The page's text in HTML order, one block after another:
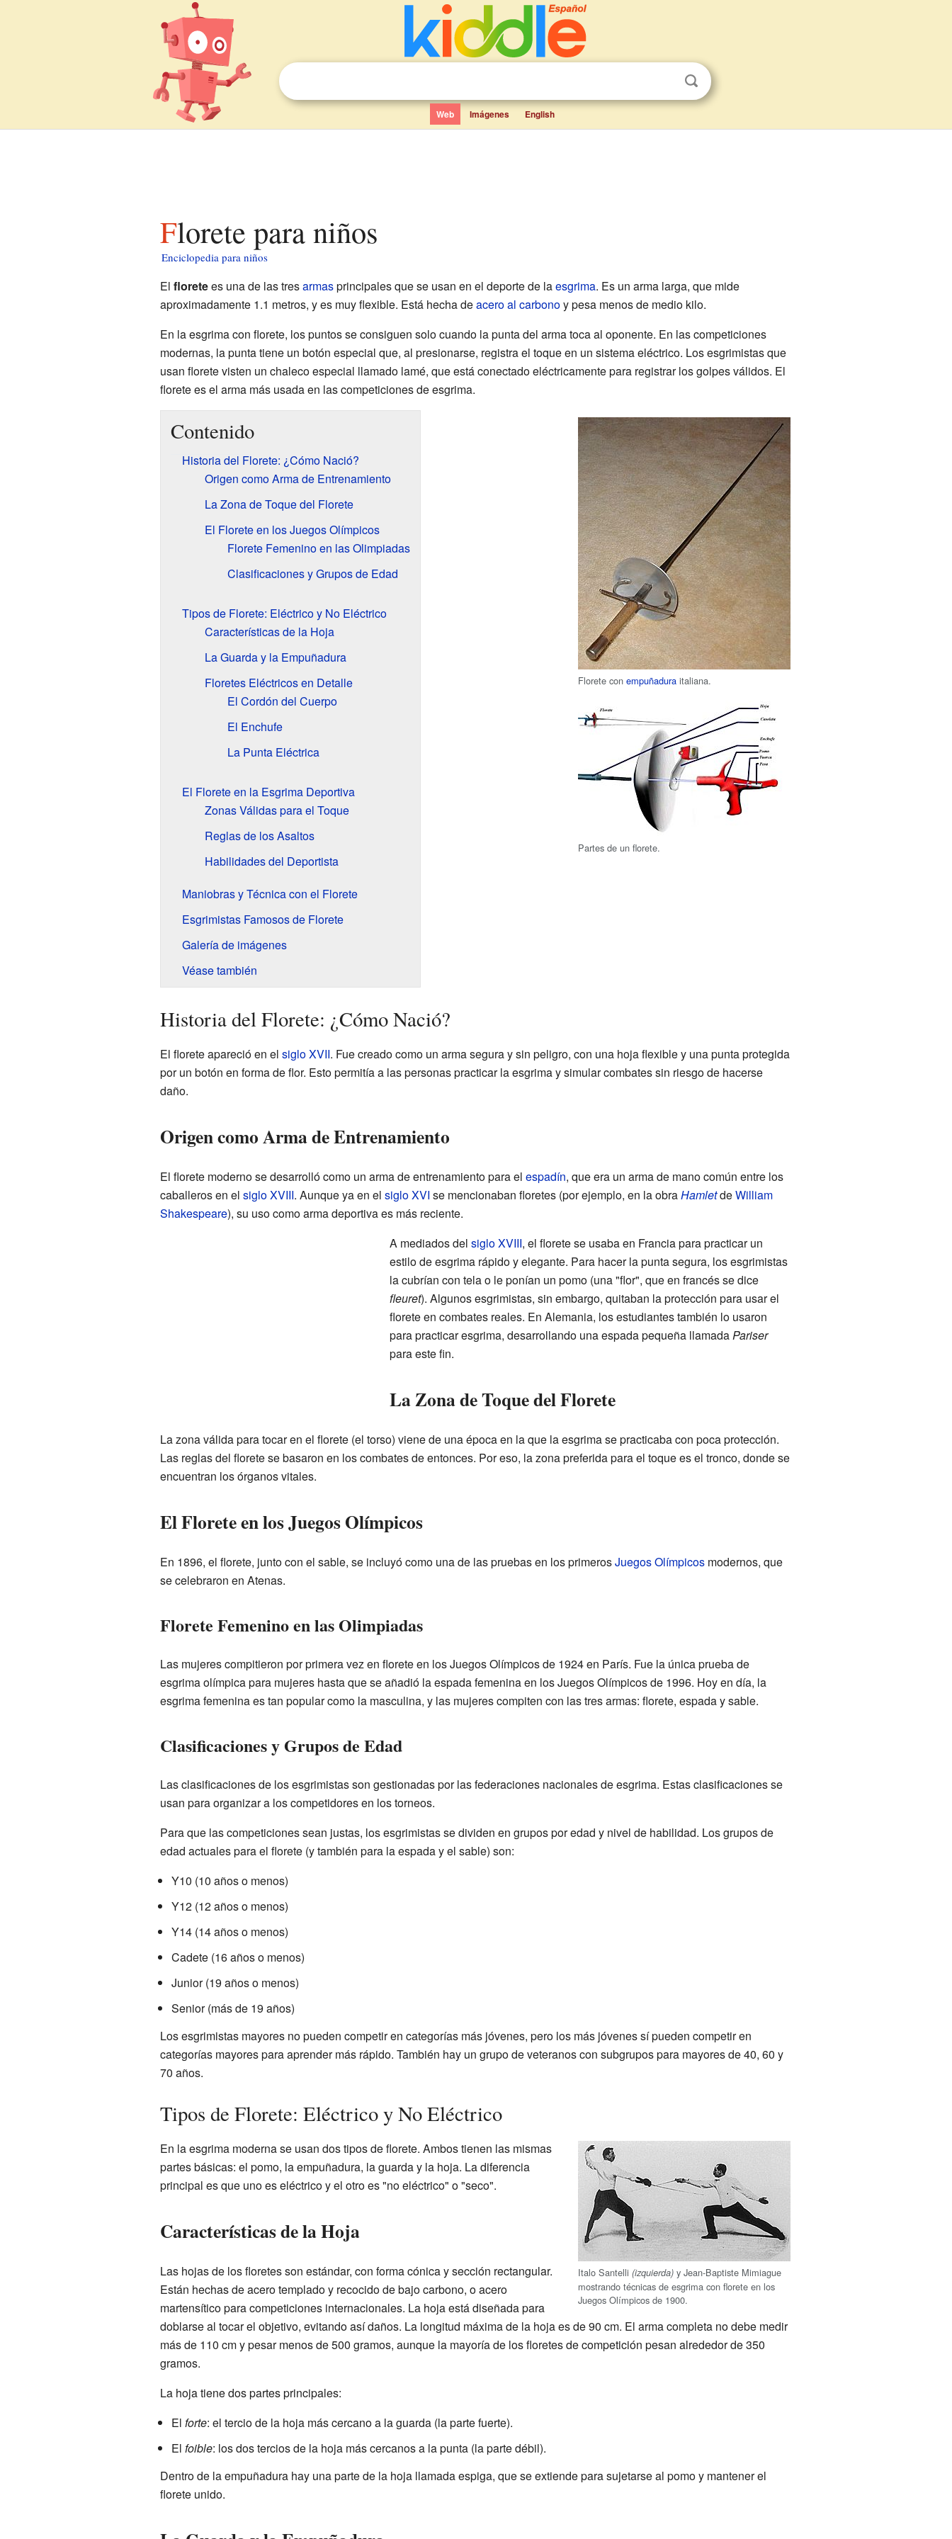
Web Imágenes English
Florete para niños
Enciclopedia para niños
El floretees una de las tresarmasprincipales que se usan en el deporte de laesgrima. Es un arma larga, que mide
aproximadamente 1.1 metros, y es muy flexible. Está hecha deacero al carbonoy pesa menos de medio kilo.
En la esgrima con florete, los puntos se consiguen solo cuando la punta del arma toca al oponente. En las competiciones
modernas, la punta tiene un botón especial que, al presionarse, registra el toque en un sistema eléctrico. Los esgrimistas que
usan florete visten un chaleco especial llamado lamé, que está conectado eléctricamente para registrar los golpes válidos. El
florete es el arma más usada en las competiciones de esgrima.
Florete conempuñadura italiana.
Partes de un florete.
Contenido
Historia del Florete: ¿Cómo Nació?
Origen como Arma de Entrenamiento
La Zona de Toque del Florete
El Florete en los Juegos Olímpicos
Florete Femenino en las Olimpiadas
Clasificaciones y Grupos de Edad
Tipos de Florete: Eléctrico y No Eléctrico
Características de la Hoja
La Guarda y la Empuñadura
Floretes Eléctricos en Detalle
El Cordón del Cuerpo
El Enchufe
La Punta Eléctrica
El Florete en la Esgrima Deportiva
Zonas Válidas para el Toque
Reglas de los Asaltos
Habilidades del Deportista
Maniobras y Técnica con el Florete
Esgrimistas Famosos de Florete
Galería de imágenes
Véase también
Historia del Florete: ¿Cómo Nació?
El florete apareció en el siglo XVII. Fue creado como un arma segura y sin peligro, con una hoja flexible y una punta protegida
por un botón en forma de flor. Esto permitía a las personas practicar la esgrima y simular combates sin riesgo de hacerse
daño.
Origen como Arma de Entrenamiento
El florete moderno se desarrolló como un arma de entrenamiento para el espadín, que era un arma de mano común entre los
caballeros en el siglo XVIII. Aunque ya en el siglo XVI se mencionaban floretes (por ejemplo, en la obraHamletdeWilliam
Shakespeare), su uso como arma deportiva es más reciente.
A mediados del siglo XVIII, el florete se usaba en Francia para practicar un
estilo de esgrima rápido y elegante. Para hacer la punta segura, los esgrimistas
la cubrían con tela o le ponían un pomo (una "flor", que en francés se dice
fleuret). Algunos esgrimistas, sin embargo, quitaban la protección para usar el
florete en combates reales. En Alemania, los estudiantes también lo usaron
para practicar esgrima, desarrollando una espada pequeña llamadaPariser
para este fin.
La Zona de Toque del Florete
La zona válida para tocar en el florete (el torso) viene de una época en la que la esgrima se practicaba con poca protección.
Las reglas del florete se basaron en los combates de entonces. Por eso, la zona preferida para el toque es el tronco, donde se
encuentran los órganos vitales.
El Florete en los Juegos Olímpicos
En 1896, el florete, junto con el sable, se incluyó como una de las pruebas en los primerosJuegos Olímpicosmodernos, que
se celebraron en Atenas.
Florete Femenino en las Olimpiadas
Las mujeres compitieron por primera vez en florete en los Juegos Olímpicos de 1924 en París. Fue la única prueba de
esgrima olímpica para mujeres hasta que se añadió la espada femenina en los Juegos Olímpicos de 1996. Hoy en día, la
esgrima femenina es tan popular como la masculina, y las mujeres compiten con las tres armas: florete, espada y sable.
Clasificaciones y Grupos de Edad
Las clasificaciones de los esgrimistas son gestionadas por las federaciones nacionales de esgrima. Estas clasificaciones se
usan para organizar a los competidores en los torneos.
Para que las competiciones sean justas, los esgrimistas se dividen en grupos por edad y nivel de habilidad. Los grupos de
edad actuales para el florete (y también para la espada y el sable) son:
Y10 (10 años o menos)
Y12 (12 años o menos)
Y14 (14 años o menos)
Cadete (16 años o menos)
Junior (19 años o menos)
Senior (más de 19 años)
Los esgrimistas mayores no pueden competir en categorías más jóvenes, pero los más jóvenes sí pueden competir en
categorías mayores para aprender más rápido. También hay un grupo de veteranos con subgrupos para mayores de 40, 60 y
70 años.
Tipos de Florete: Eléctrico y No Eléctrico
Italo Santelli(izquierda) y Jean-Baptiste Mimiague
mostrando técnicas de esgrima con florete en los
Juegos Olímpicos de 1900.
En la esgrima moderna se usan dos tipos de florete. Ambos tienen las mismas
partes básicas: el pomo, la empuñadura, la guarda y la hoja. La diferencia
principal es que uno es eléctrico y el otro es "no eléctrico" o "seco".
Características de la Hoja
Las hojas de los floretes son estándar, con forma cónica y sección rectangular.
Están hechas de acero templado y recocido de bajo carbono, o acero
martensítico para competiciones internacionales. La hoja está diseñada para
doblarse al tocar el objetivo, evitando así daños. La longitud máxima de la hoja es de 90 cm. El arma completa no debe medir
más de 110 cm y pesar menos de 500 gramos, aunque la mayoría de los floretes de competición pesan alrededor de 350
gramos.
La hoja tiene dos partes principales:
El forte: el tercio de la hoja más cercano a la guarda (la parte fuerte).
El foible: los dos tercios de la hoja más cercanos a la punta (la parte débil).
Dentro de la empuñadura hay una parte de la hoja llamada espiga, que se extiende para sujetarse al pomo y mantener el
florete unido.